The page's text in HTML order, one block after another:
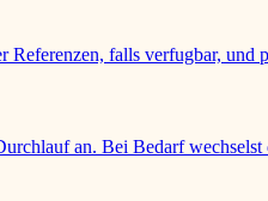
falls verfugbar, und
an. Bei Bedarf wechselst